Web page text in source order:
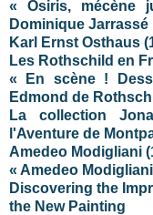
« Osiris, mécène
Dominique Jarrassé
Karl Ernst Osthaus
Les Rothschild en
« En scène !
Edmond de
La collection
l'Aventure de
Amedeo Modigliani
« Amedeo
Discovering the
the New Painting